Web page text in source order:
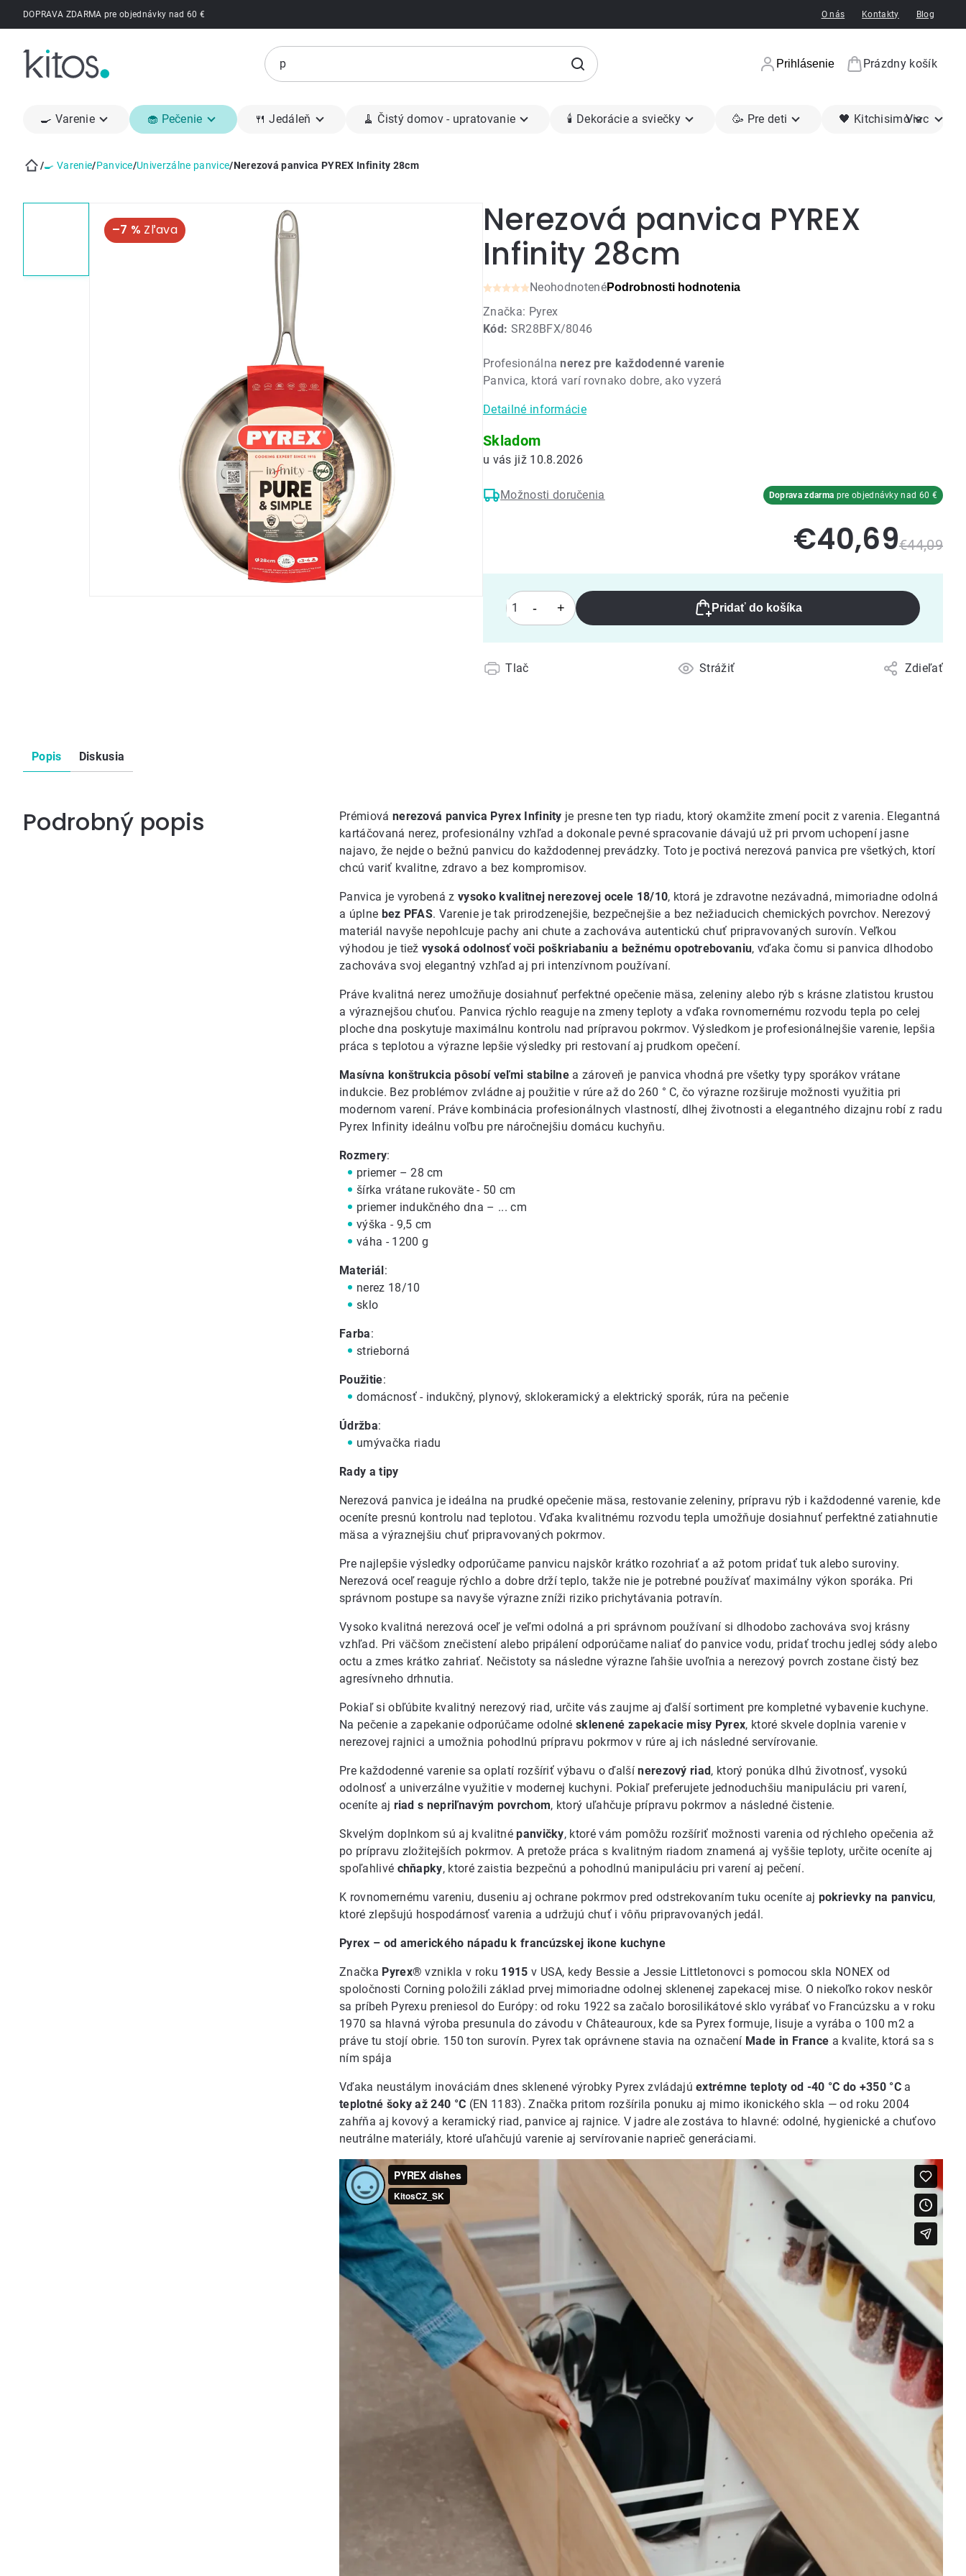
PrejsťDOPRAVA ZDARMA pre objednávky nad 60 € O nás Kontakty Blog
Prihlásenie
Nákupný
Prázdny košík
🍳 Varenie 🧁 Pečenie 🍴 Jedáleň 🧹 Čistý domov - upratovanie 🕯 Dekorácie a sviečky 🥳 Pre deti 🖤 KitchisimoViac
/🍳 Varenie/Panvice/Univerzálne panvice/Nerezová panvica PYREX Infinity 28cm
–7 %
Nerezová panvica PYREX
Infinity 28cm
Kód: SR28BFX/8046
Priemerné
hodnotenie
produktu
0,0
z
hviezdičiek.
NeohodnotenéPodrobnosti hodnotenia
Značka: Pyrex
Pridať do košíka
Profesionálna nerez pre každodenné varenie
Panvica, ktorá varí rovnako dobre, ako vyzerá
Detailné informácie
Tlač Strážiť Zdieľať
Skladom
10.8.2026
Možnosti doručenia Doprava zdarma pre objednávky nad 60 €
€44,09
€40,69
Popis Diskusia
Podrobný popis Prémiová nerezová panvica Pyrex Infinity je presne ten typ riadu, ktorý okamžite zmení pocit z varenia. Elegantná
kartáčovaná nerez, profesionálny vzhľad a dokonale pevné spracovanie dávajú už pri prvom uchopení jasne
najavo, že nejde o bežnú panvicu do každodennej prevádzky. Toto je poctivá nerezová panvica pre všetkých, ktorí
chcú variť kvalitne, zdravo a bez kompromisov.
Panvica je vyrobená zvysoko kvalitnej nerezovej ocele 18/10, ktorá je zdravotne nezávadná, mimoriadne odolná
a úplne bez PFAS. Varenie je tak prirodzenejšie, bezpečnejšie a bez nežiaducich chemických povrchov. Nerezový
materiál navyše nepohlcuje pachy ani chute a zachováva autentickú chuť pripravovaných surovín. Veľkou
výhodou je tiežvysoká odolnosť voči poškriabaniu a bežnému opotrebovaniu, vďaka čomu si panvica dlhodobo
zachováva svoj elegantný vzhľad aj pri intenzívnom používaní.
Práve kvalitná nerez umožňuje dosiahnuť perfektné opečenie mäsa, zeleniny alebo rýb s krásne zlatistou krustou
a výraznejšou chuťou. Panvica rýchlo reaguje na zmeny teploty a vďaka rovnomernému rozvodu tepla po celej
ploche dna poskytuje maximálnu kontrolu nad prípravou pokrmov. Výsledkom je profesionálnejšie varenie, lepšia
práca s teplotou a výrazne lepšie výsledky pri restovaní aj prudkom opečení.
Masívna konštrukcia pôsobí veľmi stabilne a zároveň je panvica vhodná pre všetky typy sporákov vrátane
indukcie. Bez problémov zvládne aj použitie v rúre až do 260 ° C, čo výrazne rozširuje možnosti využitia pri
modernom varení. Práve kombinácia profesionálnych vlastností, dlhej životnosti a elegantného dizajnu robí z radu
Pyrex Infinity ideálnu voľbu pre náročnejšiu domácu kuchyňu.
Rozmery:
priemer – 28 cm
šírka vrátane rukoväte - 50 cm
priemer indukčného dna – ... cm
výška - 9,5 cm
váha - 1200 g
Materiál:
nerez 18/10
sklo
Farba:
strieborná
Použitie:
domácnosť - indukčný, plynový, sklokeramický a elektrický sporák, rúra na pečenie
Údržba:
umývačka riadu
Rady a tipy
Nerezová panvica je ideálna na prudké opečenie mäsa, restovanie zeleniny, prípravu rýb i každodenné varenie, kde
oceníte presnú kontrolu nad teplotou. Vďaka kvalitnému rozvodu tepla umožňuje dosiahnuť perfektné zatiahnutie
mäsa a výraznejšiu chuť pripravovaných pokrmov.
Pre najlepšie výsledky odporúčame panvicu najskôr krátko rozohriať a až potom pridať tuk alebo suroviny.
Nerezová oceľ reaguje rýchlo a dobre drží teplo, takže nie je potrebné používať maximálny výkon sporáka. Pri
správnom postupe sa navyše výrazne zníži riziko prichytávania potravín.
Vysoko kvalitná nerezová oceľ je veľmi odolná a pri správnom používaní si dlhodobo zachováva svoj krásny
vzhľad. Pri väčšom znečistení alebo pripálení odporúčame naliať do panvice vodu, pridať trochu jedlej sódy alebo
octu a zmes krátko zahriať. Nečistoty sa následne výrazne ľahšie uvoľnia a nerezový povrch zostane čistý bez
agresívneho drhnutia.
Pokiaľ si obľúbite kvalitný nerezový riad, určite vás zaujme aj ďalší sortiment pre kompletné vybavenie kuchyne.
Na pečenie a zapekanie odporúčame odolnésklenené zapekacie misy Pyrex, ktoré skvele doplnia varenie v
nerezovej rajnici a umožnia pohodlnú prípravu pokrmov v rúre aj ich následné servírovanie.
Pre každodenné varenie sa oplatí rozšíriť výbavu o ďalšínerezový riad, ktorý ponúka dlhú životnosť, vysokú
odolnosť a univerzálne využitie v modernej kuchyni. Pokiaľ preferujete jednoduchšiu manipuláciu pri varení,
oceníte aj riad s nepriľnavým povrchom, ktorý uľahčuje prípravu pokrmov a následné čistenie.
Skvelým doplnkom sú aj kvalitnépanvičky, ktoré vám pomôžu rozšíriť možnosti varenia od rýchleho opečenia až
po prípravu zložitejších pokrmov. A pretože práca s kvalitným riadom znamená aj vyššie teploty, určite oceníte aj
spoľahlivé chňapky, ktoré zaistia bezpečnú a pohodlnú manipuláciu pri varení aj pečení.
K rovnomernému vareniu, duseniu aj ochrane pokrmov pred odstrekovaním tuku oceníte aj pokrievky na panvicu,
ktoré zlepšujú hospodárnosť varenia a udržujú chuť i vôňu pripravovaných jedál.
Pyrex – od amerického nápadu k francúzskej ikone kuchyne
Značka Pyrex® vznikla v roku 1915 v USA, kedy Bessie a Jessie Littletonovci s pomocou skla NONEX od
spoločnosti Corning položili základ prvej mimoriadne odolnej sklenenej zapekacej mise. O niekoľko rokov neskôr
sa príbeh Pyrexu preniesol do Európy: od roku 1922 sa začalo borosilikátové sklo vyrábať vo Francúzsku a v roku
1970 sa hlavná výroba presunula do závodu v Châteauroux, kde sa Pyrex formuje, lisuje a vyrába o 100 m2 a
práve tu stojí obrie. 150 ton surovín. Pyrex tak oprávnene stavia na označení Made in France a kvalite, ktorá sa s
ním spája
Vďaka neustálym inováciám dnes sklenené výrobky Pyrex zvládajúextrémne teploty od -40 °C do +350 °C a
teplotné šoky až 240 °C (EN 1183). Značka pritom rozšírila ponuku aj mimo ikonického skla — od roku 2004
zahŕňa aj kovový a keramický riad, panvice aj rajnice. V jadre ale zostáva to hlavné: odolné, hygienické a chuťovo
neutrálne materiály, ktoré uľahčujú varenie aj servírovanie naprieč generáciami.